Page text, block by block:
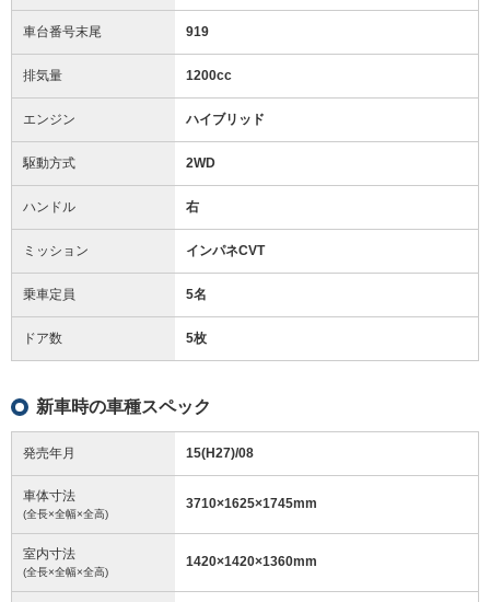
車台番号末尾 919
排気量 1200cc
エンジン ハイブリッド
駆動方式 2WD
ハンドル 右
ミッション インパネCVT
乗車定員 5名
ドア数 5枚
新車時の車種スペック
発売年月 15(H27)/08
車体寸法
(全長×全幅×全高)
3710×1625×1745mm
室内寸法
(全長×全幅×全高)
1420×1420×1360mm